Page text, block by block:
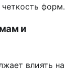
форм.
и
влиять на